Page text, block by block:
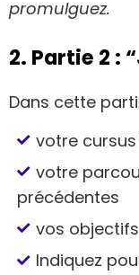
promulguez.
2. Partie 2 :
Dans cette
votre
votre
précédentes
vos
Indiquez